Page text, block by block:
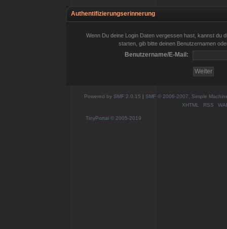
Authentifizierungserinnerung
Wenn Du deine Login Daten vergessen hast, kannst du
starten, gib bitte deinen Benutzernamen
Benutzername/E-Mail:
Powered by SMF 2.0.15 | SMF © 2006-2007, Simple
XHTML
RSS
TinyPortal © 2005-2019